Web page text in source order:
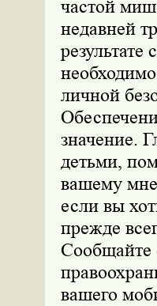
частой
недавней
результате
личной
значение.
детьми,
вашему
если вы
прежде
Сообщайте
вашего